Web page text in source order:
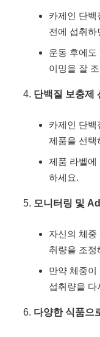
카제인 단백
전에 섭취하
운동 후에
이밍을 잘
단백질 보충제
카제인 단백
제품을 선택
제품 라벨에
하세요.
모니터링 및
자신의 체중
취량을 조정
만약 체중이
섭취량을 다
다양한 식품으